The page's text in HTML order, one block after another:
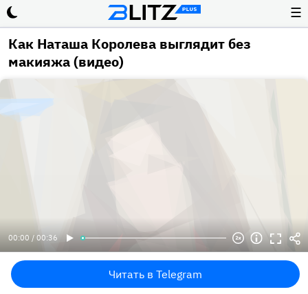
☰
Как Наташа Королева выглядит без
макияжа (видео)
00:00 / 00:36
Читать в Telegram